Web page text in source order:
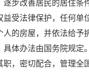
逐步改善居民的居
益受法律保护，任
的房屋，并依法给
具体办法由国务院
职，密切配合，管理